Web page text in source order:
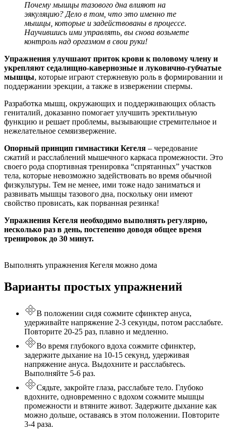
Почему мышцы тазового дна влияют на
эякуляцию? Дело в том, что это именно те
мышцы, которые и задействованы в процессе.
Научившись ими управлять, вы снова возьмете
контроль над оргазмом в свои руки!
Упражнения улучшают приток крови к половому члену и
укрепляют седалищно-кавернозные и луковично-губчатые
мышцы, которые играют стержневую роль в формировании и
поддержании эрекции, а также в извержении спермы.
Разработка мышц, окружающих и поддерживающих область
гениталий, доказанно помогает улучшить эректильную
функцию и решает проблемы, вызывающие стремительное и
нежелательное семяизвержение.
Опорный принцип гимнастики Кегеля – чередование
сжатий и расслаблений мышечного каркаса промежности. Это
своего рода спортивная тренировка “спрятанных” участков
тела, которые невозможно задействовать во время обычной
физкультуры. Тем не менее, ими тоже надо заниматься и
развивать мышцы тазового дна, поскольку они имеют
свойство провисать, как порванная резинка!
Упражнения Кегеля необходимо выполнять регулярно,
несколько раз в день, постепенно доводя общее время
тренировок до 30 минут.
Выполнять упражнения Кегеля можно дома
Варианты простых упражнений
В положении сидя сожмите сфинктер ануса,
удерживайте напряжение 2-3 секунды, потом расслабьте.
Повторите 20-25 раз, плавно и медленно.
Во время глубокого вдоха сожмите сфинктер,
задержите дыхание на 10-15 секунд, удерживая
напряжение ануса. Выдохните и расслабьтесь.
Выполняйте 5-6 раз.
Сядьте, закройте глаза, расслабьте тело. Глубоко
вдохните, одновременно с вдохом сожмите мышцы
промежности и втяните живот. Задержите дыхание как
можно дольше, оставаясь в этом положении. Повторите
3-4 раза.